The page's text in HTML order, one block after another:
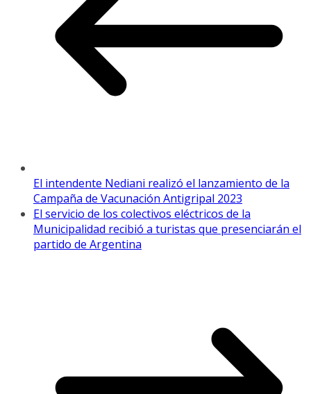
El intendente Nediani realizó el lanzamiento de la
Campaña de Vacunación Antigripal 2023
El servicio de los colectivos eléctricos de la
Municipalidad recibió a turistas que presenciarán el
partido de Argentina